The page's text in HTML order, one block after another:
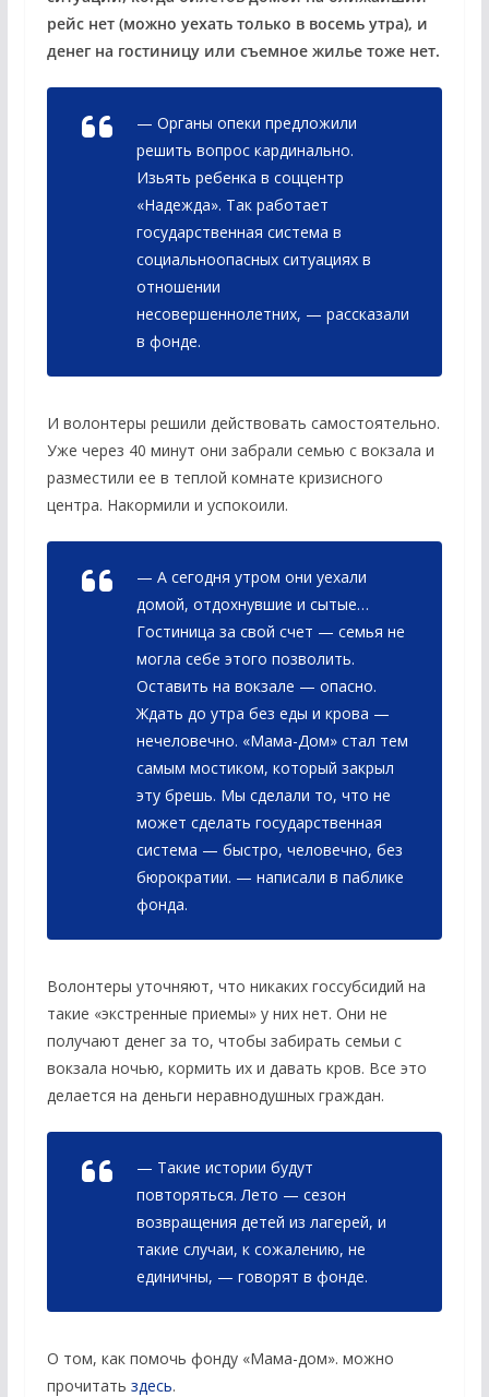
рейс нет (можно уехать только в восемь утра), и
денег на гостиницу или съемное жилье тоже нет.
— Органы опеки предложили
решить вопрос кардинально.
Изьять ребенка в соццентр
«Надежда». Так работает
государственная система в
социальноопасных ситуациях в
отношении
несовершеннолетних, — рассказали
в фонде.
И волонтеры решили действовать самостоятельно.
Уже через 40 минут они забрали семью с вокзала и
разместили ее в теплой комнате кризисного
центра. Накормили и успокоили.
— А сегодня утром они уехали
домой, отдохнувшие и сытые…
Гостиница за свой счет — семья не
могла себе этого позволить.
Оставить на вокзале — опасно.
Ждать до утра без еды и крова —
нечеловечно. «Мама-Дом» стал тем
самым мостиком, который закрыл
эту брешь. Мы сделали то, что не
может сделать государственная
система — быстро, человечно, без
бюрократии. — написали в паблике
фонда.
Волонтеры уточняют, что никаких госсубсидий на
такие «экстренные приемы» у них нет. Они не
получают денег за то, чтобы забирать семьи с
вокзала ночью, кормить их и давать кров. Все это
делается на деньги неравнодушных граждан.
— Такие истории будут
повторяться. Лето — сезон
возвращения детей из лагерей, и
такие случаи, к сожалению, не
единичны, — говорят в фонде.
О том, как помочь фонду «Мама-дом». можно
прочитать здесь.